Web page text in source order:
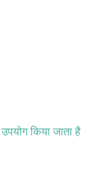
किया जाता है